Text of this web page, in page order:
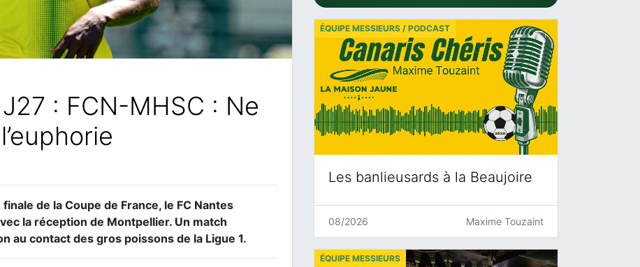
: FCN-MHSC : Ne
de la Coupe de France, le FC Nantes
la réception de Montpellier. Un match
au contact des gros poissons de la Ligue 1.
Les banlieusards à la Beaujoire
ÉQUIPE MESSIEURS / PODCAST
08/2026 Maxime Touzaint
ÉQUIPE MESSIEURS